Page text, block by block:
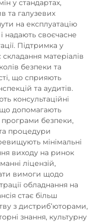
у стандартах,
та галузевих
на експлуатацію
надають своєчасне
Підтримка у
матеріалів
безпеки та
що сприяють
та аудитів.
консультаційні
допомагають
програми безпеки,
процедури
мінімальні
виходу на ринок
ліцензій,
вимоги щодо
обладнання на
стає більш
з дистриб’юторами,
знання, культурну